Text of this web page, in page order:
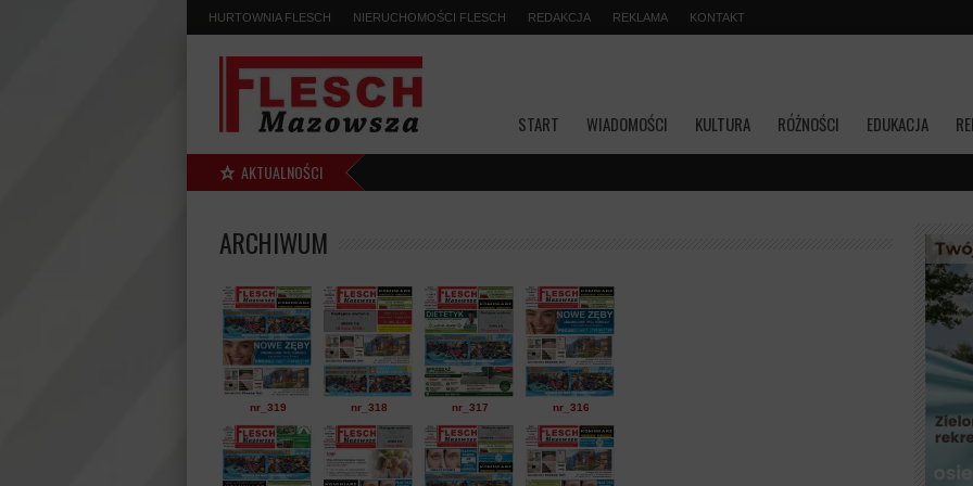
HURTOWNIA FLESCH NIERUCHOMOŚCI FLESCH REDAKCJA REKLAMA KONTAKT
START WIADOMOŚCI KULTURA RÓŻNOŚCI EDUKACJA
AKTUALNOŚCI Transmisja
ARCHIWUM
nr_319 nr_318 nr_317 nr_316